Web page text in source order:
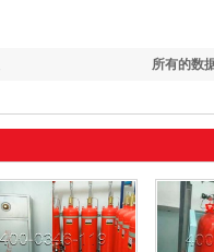
所有的数